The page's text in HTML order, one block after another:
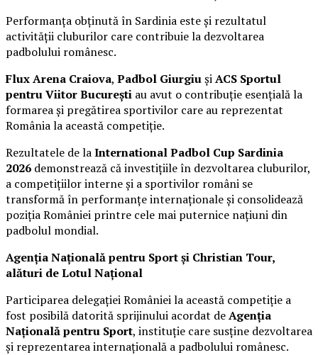
Performanța obținută în Sardinia este și rezultatul
activității cluburilor care contribuie la dezvoltarea
padbolului românesc.
Flux Arena Craiova, Padbol GiurgiușiACS Sportul
pentru Viitor București au avut o contribuție esențială la
formarea și pregătirea sportivilor care au reprezentat
România la această competiție.
Rezultatele de laInternational Padbol Cup Sardinia
2026 demonstrează că investițiile în dezvoltarea cluburilor,
a competițiilor interne și a sportivilor români se
transformă în performanțe internaționale și consolidează
poziția României printre cele mai puternice națiuni din
padbolul mondial.
Agenția Națională pentru Sport și Christian Tour,
alături de Lotul Național
Participarea delegației României la această competiție a
fost posibilă datorită sprijinului acordat deAgenția
Națională pentru Sport, instituție care susține dezvoltarea
și reprezentarea internațională a padbolului românesc.